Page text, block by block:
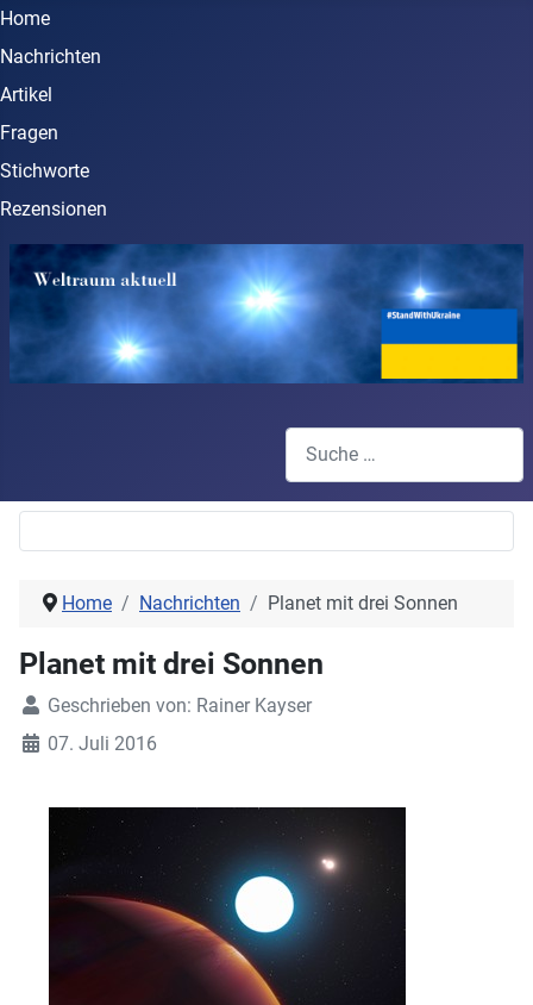
Home
Nachrichten
Artikel
Fragen
Stichworte
Rezensionen
Home Nachrichten Planet mit drei Sonnen
Planet mit drei Sonnen
Geschrieben von: Rainer Kayser
07. Juli 2016